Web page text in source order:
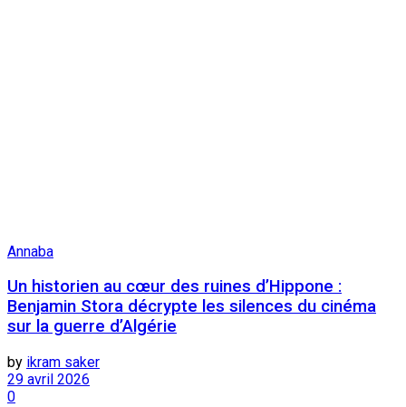
Annaba
Un historien au cœur des ruines d’Hippone :
Benjamin Stora décrypte les silences du cinéma
sur la guerre d’Algérie
by ikram saker
29 avril 2026
0